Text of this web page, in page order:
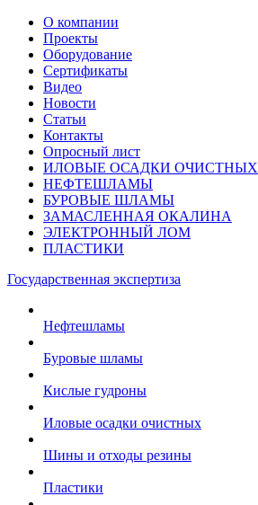
О компании
Проекты
Оборудование
Сертификаты
Видео
Новости
Статьи
Контакты
Опросный лист
ИЛОВЫЕ ОСАДКИ ОЧИСТНЫХ
НЕФТЕШЛАМЫ
БУРОВЫЕ ШЛАМЫ
ЗАМАСЛЕННАЯ ОКАЛИНА
ЭЛЕКТРОННЫЙ ЛОМ
ПЛАСТИКИ
Государственная экспертиза
Нефтешламы
Буровые шламы
Кислые гудроны
Иловые осадки очистных
Шины и отходы резины
Пластики